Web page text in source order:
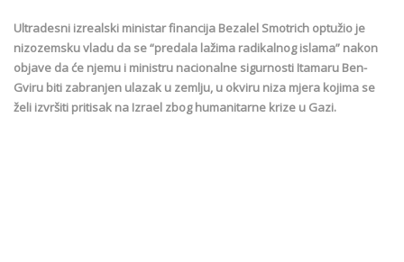
Ultradesni izrealski ministar financija Bezalel Smotrich optužio je
nizozemsku vladu da se “predala lažima radikalnog islama” nakon
objave da će njemu i ministru nacionalne sigurnosti Itamaru Ben-
Gviru biti zabranjen ulazak u zemlju, u okviru niza mjera kojima se
želi izvršiti pritisak na Izrael zbog humanitarne krize u Gazi.